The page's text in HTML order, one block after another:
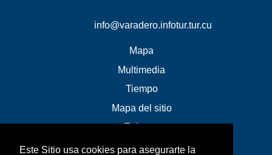
Este Sitio usa cookies para asegurarte la
info@varadero.infotur.tur.cu
Mapa
Multimedia
Tiempo
Mapa del sitio
Enlaces